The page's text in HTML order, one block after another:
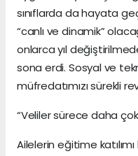
sınıflarda da hayata
“canlı ve dinamik”
onlarca yıl
sona erdi. Sosyal ve
müfredatımızı sürekli
“Veliler sürece daha
Ailelerin eğitime